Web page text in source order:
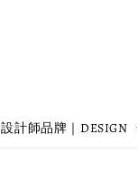
設計師品牌｜DESIGN